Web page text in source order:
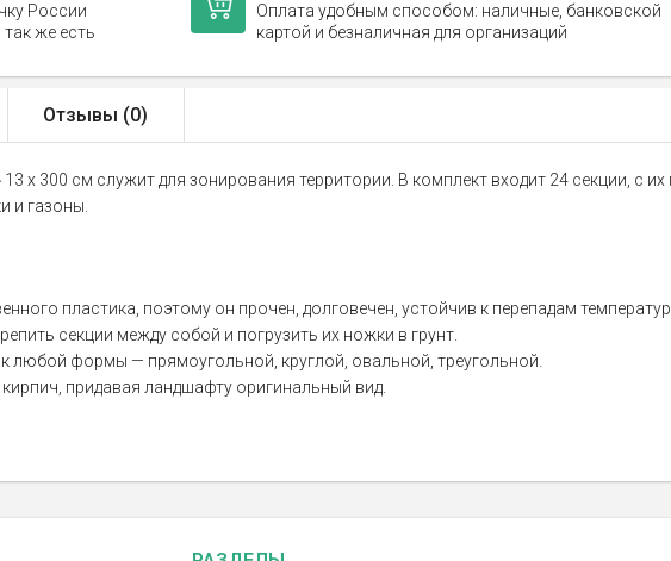
России
же есть
Оплата удобным способом: наличные, банковской
картой и безналичная для организаций
Отзывы (0)
х 300 см служит для зонирования территории. В комплект входит 24 секции,
и газоны.
пластика, поэтому он прочен, долговечен, устойчив к перепадам
секции между собой и погрузить их ножки в грунт.
формы — прямоугольной, круглой, овальной, треугольной.
придавая ландшафту оригинальный вид.